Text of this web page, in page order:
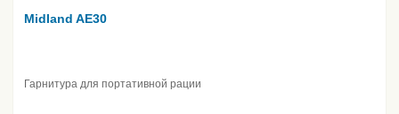
Midland AE30
Гарнитура для портативной рации